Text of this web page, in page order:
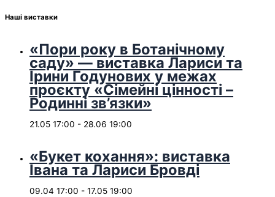
Наші виставки
«Пори року в Ботанічному
саду» — виставка Лариси та
Ірини Годунових у межах
проєкту «Сімейні цінності –
Родинні зв’язки»
21.05 17:00 - 28.06 19:00
«Букет кохання»: виставка
Івана та Лариси Бровді
09.04 17:00 - 17.05 19:00